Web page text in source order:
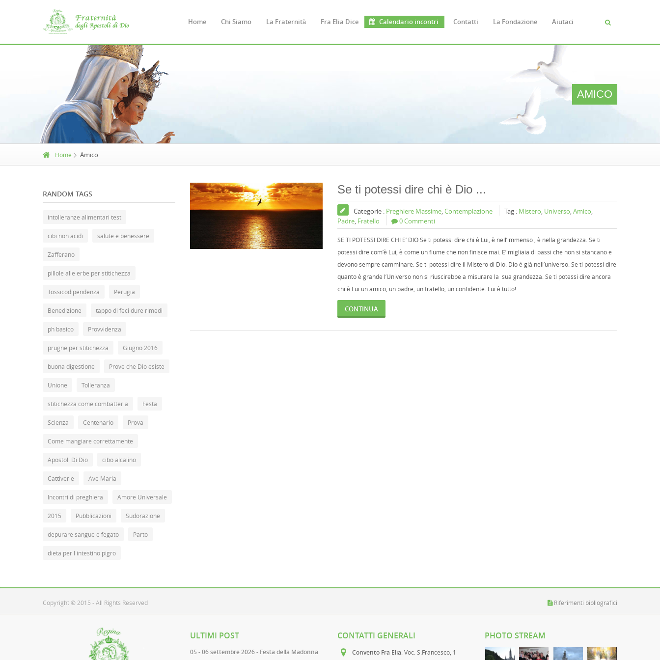
FORM
DI
Cerca
Home Chi Siamo La Fraternità Fra Elia Dice Calendario incontri Contatti La Fondazione Aiutaci
AMICO
Home Amico
Se ti potessi dire chi è Dio ...
Categorie : Preghiere Massime,Contemplazione Tag : Mistero, Universo,Amico,
Padre, Fratello 0 Commenti
SE TI POTESSI DIRE CHI E’ DIO Se ti potessi dire chi è Lui, è nell’immenso , è nella grandezza. Se ti
potessi dire com’è Lui, è come un fiume che non finisce mai. E’ migliaia di passi che non si stancano e
devono sempre camminare. Se ti potessi dire il Mistero di Dio. Dio è già nell’universo. Se ti potessi dire
quanto è grande l’Universo non si riuscirebbe a misurare la sua grandezza. Se ti potessi dire ancora
chi è Lui un amico, un padre, un fratello, un confidente. Lui è tutto!
CONTINUA
RANDOM TAGS
intolleranze alimentari test
cibi non acidi salute e benessere
Zafferano
pillole alle erbe per stitichezza
Tossicodipendenza Perugia
Benedizione tappo di feci dure rimedi
ph basico Provvidenza
prugne per stitichezza Giugno 2016
buona digestione Prove che Dio esiste
Unione Tolleranza
stitichezza come combatterla Festa
Scienza Centenario Prova
Come mangiare correttamente
Apostoli Di Dio cibo alcalino
Cattiverie Ave Maria
Incontri di preghiera Amore Universale
2015 Pubblicazioni Sudorazione
depurare sangue e fegato Parto
dieta per l intestino pigro
Copyright © 2015 - All Rights Reserved Riferimenti bibliografici
ULTIMI POST
05 - 06 settembre 2026 - Festa della Madonna
CONTATTI GENERALI
Convento Fra Elia: Voc. S.Francesco, 1
PHOTO STREAM